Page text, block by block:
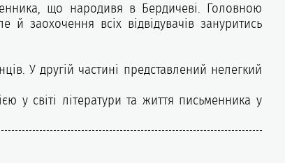
що народивя в Бердичеві. Головною
заохочення всіх відвідувачів зануритись
У другій частині представлений нелегкий
у світі літератури та життя письменника у